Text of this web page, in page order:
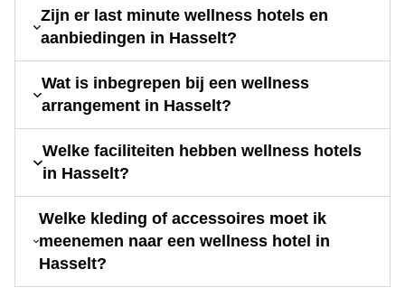
Zijn er last minute wellness hotels en
aanbiedingen in Hasselt?
Wat is inbegrepen bij een wellness
arrangement in Hasselt?
Welke faciliteiten hebben wellness hotels
in Hasselt?
Welke kleding of accessoires moet ik
meenemen naar een wellness hotel in
Hasselt?